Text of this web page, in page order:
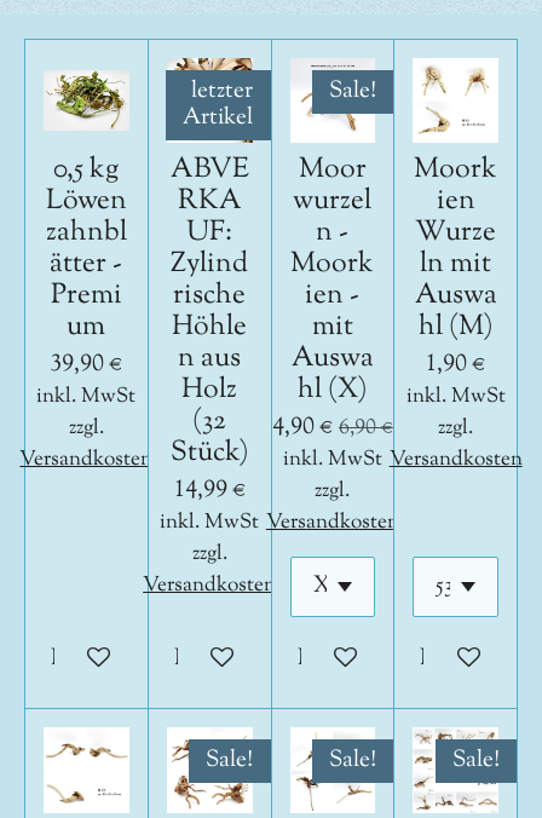
0,5 kg
Löwen
zahnbl
ätter -
Premi
um
39,90 €
inkl. MwSt
zzgl.
Versandkosten
In den Warenkorb
letzter
Artikel
ABVE
RKA
UF:
Zylind
rische
Höhle
n aus
Holz
(32
Stück)
14,99 €
inkl. MwSt
zzgl.
Versandkosten
In den Warenkorb
Sale!
Moor
wurzel
n -
Moork
ien -
mit
Auswa
hl (X)
4,90 € 6,90 €
inkl. MwSt
zzgl.
Versandkosten
In den Warenkorb
Moork
ien
Wurze
ln mit
Auswa
hl (M)
1,90 €
inkl. MwSt
zzgl.
Versandkosten
In den
Sale! Sale! Sale!